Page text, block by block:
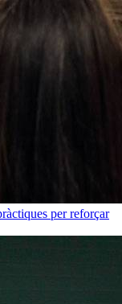
per reforçar